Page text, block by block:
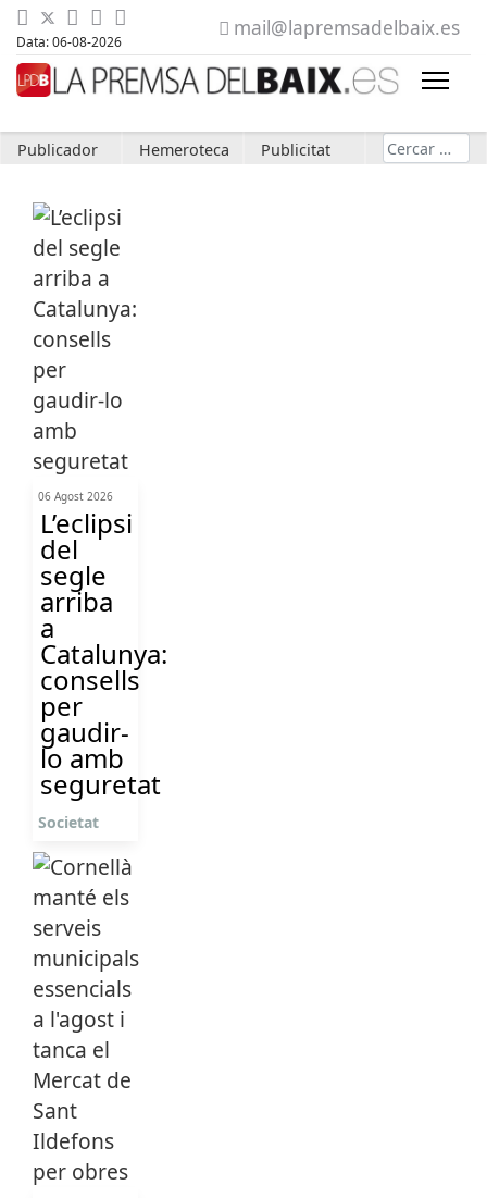
Data: 06-08-2026
mail@lapremsadelbaix.es
Publicador Hemeroteca Publicitat Cerca
06 Agost 2026
L’eclipsi
del
segle
arriba
a
Catalunya:
consells
per
gaudir-
lo amb
seguretat
Societat